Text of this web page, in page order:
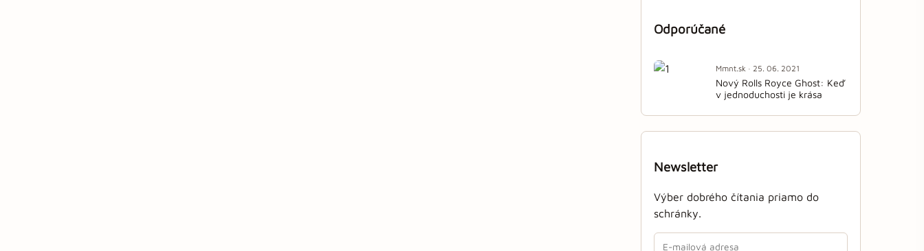
Odporúčané
Mmnt.sk · 25. 06. 2021
Nový Rolls Royce Ghost: Keď
v jednoduchosti je krása
Newsletter
Výber dobrého čítania priamo do
schránky.